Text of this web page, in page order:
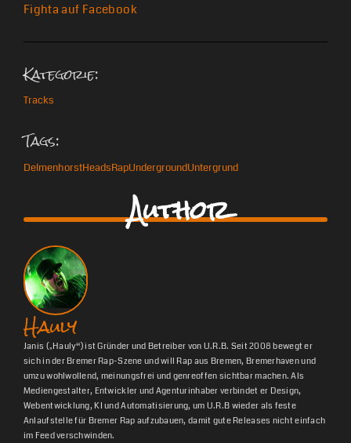
Fighta auf Facebook
Kategorie:
Tracks
Tags:
DelmenhorstHeadsRapUndergroundUntergrund
Author
Hauly
Janis („Hauly“) ist Gründer und Betreiber von U.R.B. Seit 2008 bewegt er
sich in der Bremer Rap-Szene und will Rap aus Bremen, Bremerhaven und
umzu wohlwollend, meinungsfrei und genreoffen sichtbar machen. Als
Mediengestalter, Entwickler und Agenturinhaber verbindet er Design,
Webentwicklung, KI und Automatisierung, um U.R.B wieder als feste
Anlaufstelle für Bremer Rap aufzubauen, damit gute Releases nicht einfach
im Feed verschwinden.